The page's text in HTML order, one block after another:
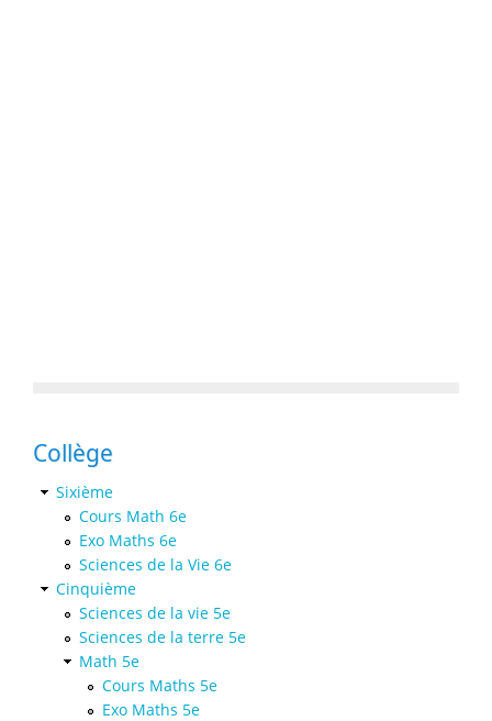
Collège
Sixième
Cours Math 6e
Exo Maths 6e
Sciences de la Vie 6e
Cinquième
Sciences de la vie 5e
Sciences de la terre 5e
Math 5e
Cours Maths 5e
Exo Maths 5e